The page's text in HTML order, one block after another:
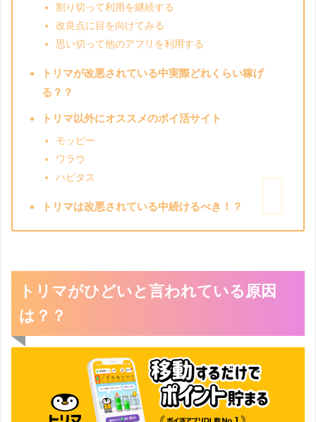
割り切って利用を継続する
改良点に目を向けてみる
思い切って他のアプリを利用する
トリマが改悪されている中実際どれくらい稼げ
る？？
トリマ以外にオススメのポイ活サイト
モッピー
ワラウ
ハピタス
トリマは改悪されている中続けるべき！？
トリマがひどいと言われている原因
は？？